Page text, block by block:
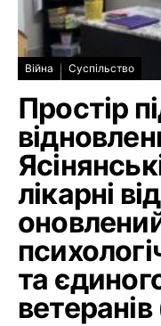
Війна Суспільство
Простір
лікарні
та